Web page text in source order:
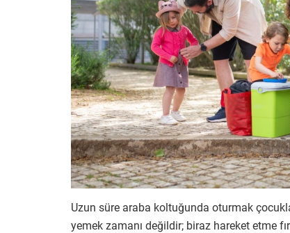
Uzun süre araba koltuğunda oturmak
yemek zamanı değildir; biraz hareket etme